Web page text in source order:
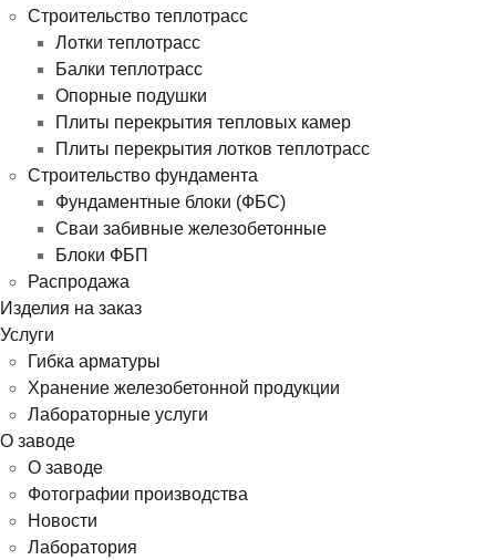
Строительство теплотрасс
Лотки теплотрасс
Балки теплотрасс
Опорные подушки
Плиты перекрытия тепловых камер
Плиты перекрытия лотков теплотрасс
Строительство фундамента
Фундаментные блоки (ФБС)
Сваи забивные железобетонные
Блоки ФБП
Распродажа
Изделия на заказ
Услуги
Гибка арматуры
Хранение железобетонной продукции
Лабораторные услуги
О заводе
О заводе
Фотографии производства
Новости
Лаборатория